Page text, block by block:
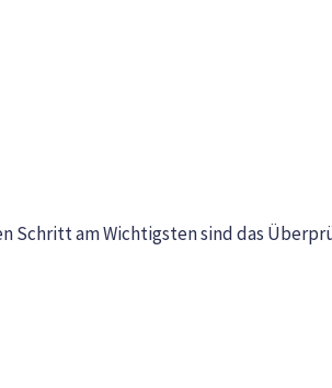
Schritt am Wichtigsten sind das